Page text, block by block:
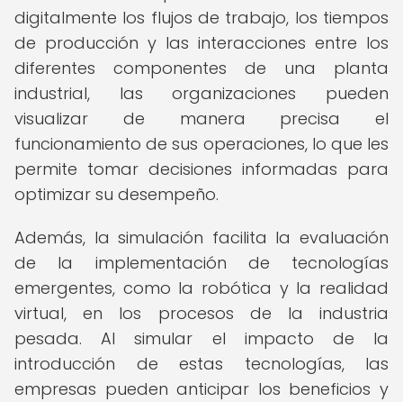
digitalmente los flujos de trabajo, los tiempos
de producción y las interacciones entre los
diferentes componentes de una planta
industrial, las organizaciones pueden
visualizar de manera precisa el
funcionamiento de sus operaciones, lo que les
permite tomar decisiones informadas para
optimizar su desempeño.
Además, la simulación facilita la evaluación
de la implementación de tecnologías
emergentes, como la robótica y la realidad
virtual, en los procesos de la industria
pesada. Al simular el impacto de la
introducción de estas tecnologías, las
empresas pueden anticipar los beneficios y